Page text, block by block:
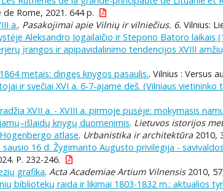
de Rome, 2021. 644 p.
a.. Pasakojimai apie Vilnių ir vilniečius. 6. Vilnius:
Aleksandro Jogailaičio ir Stepono Batoro laikais
įrangos ir apipavidalinimo tendencijos XVIII
metais: dingęs knygos pasaulis.. Vilnius : Versus
ir svečiai XVI a. 6-7-ajame deš. (Vilniaus
XVII a. - XVIII a. pirmoje pusėje: mokymasis
knygų duomenimis. Lietuvos istorijos
atlase. Urbanistika ir architektūra2010,
16 d. Žygimanto Augusto privilegija -
P. 232-246.
grafika. Acta Academiae Artium Vilnensis2010,
bibliotekų raida ir likimai 1803-1832 m.: aktualios